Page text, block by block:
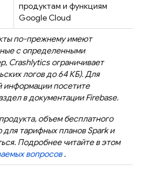
продуктам и функциям
Google Cloud
по-прежнему имеют
с определенными
Crashlyticsограничивает
логов до 64 КБ). Для
информации посетите
в документации Firebase.
объем бесплатного
для тарифных планов Spark и
Подробнее читайте в этом
вопросов.